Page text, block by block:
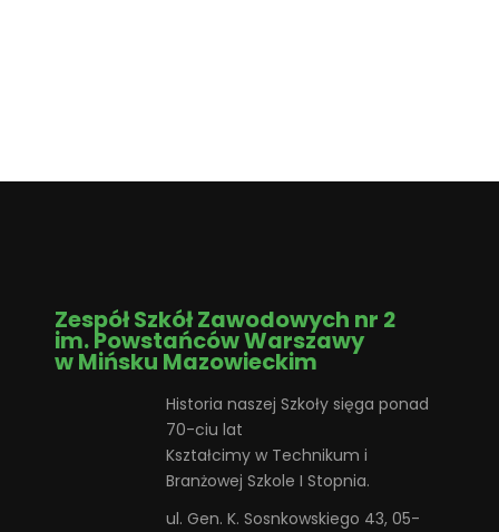
Zespół Szkół Zawodowych nr 2
im. Powstańców Warszawy
w Mińsku Mazowieckim
Historia naszej Szkoły sięga ponad
70-ciu lat
Kształcimy w Technikum i
Branżowej Szkole I Stopnia.
ul. Gen. K. Sosnkowskiego 43, 05-